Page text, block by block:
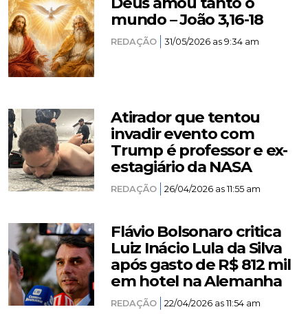
mundo – João 3,16-18
REDAÇÃO 31/05/2026 as 9:34 am
Atirador que tentou
invadir evento com
Trump é professor e ex-
estagiário da NASA
REDAÇÃO 26/04/2026 as 11:55 am
Flávio Bolsonaro critica
Luiz Inácio Lula da Silva
após gasto de R$ 812 mil
em hotel na Alemanha
REDAÇÃO 22/04/2026 as 11:54 am